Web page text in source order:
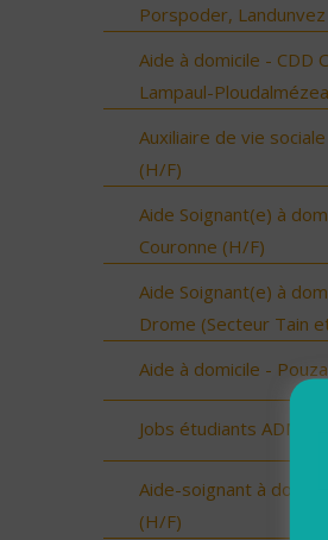
Porspoder,
Aide à domicile - CDD
Lampaul-
Auxiliaire de vie
(H/F)
Aide Soignant(e) à
Couronne (H/F)
Aide Soignant(e) à
Drome (Secteur Tain
Aide à domicile -
Jobs étudiants ADMR
Aide-soignant à
(H/F)